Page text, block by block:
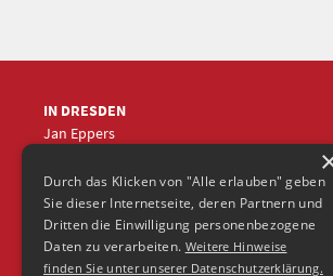
IN DRESDEN
Jan Eppers
jep@frische-fische.com
Durch das Klicken von "Alle erlauben" geben
Sie dieser Internetseite, deren Partnern und
Dritten die Einwilligung personenbezogene
Daten zu verarbeiten. Weitere Hinweise
finden Sie unter unserer Datenschutzerklärung.